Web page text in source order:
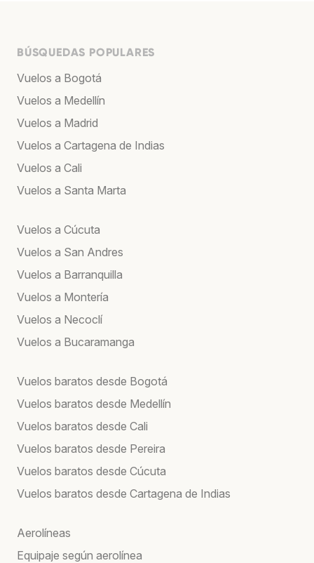
BÚSQUEDAS POPULARES
Vuelos a Bogotá
Vuelos a Medellín
Vuelos a Madrid
Vuelos a Cartagena de Indias
Vuelos a Cali
Vuelos a Santa Marta
Vuelos a Cúcuta
Vuelos a San Andres
Vuelos a Barranquilla
Vuelos a Montería
Vuelos a Necoclí
Vuelos a Bucaramanga
Vuelos baratos desde Bogotá
Vuelos baratos desde Medellín
Vuelos baratos desde Cali
Vuelos baratos desde Pereira
Vuelos baratos desde Cúcuta
Vuelos baratos desde Cartagena de Indias
Aerolíneas
Equipaje según aerolínea